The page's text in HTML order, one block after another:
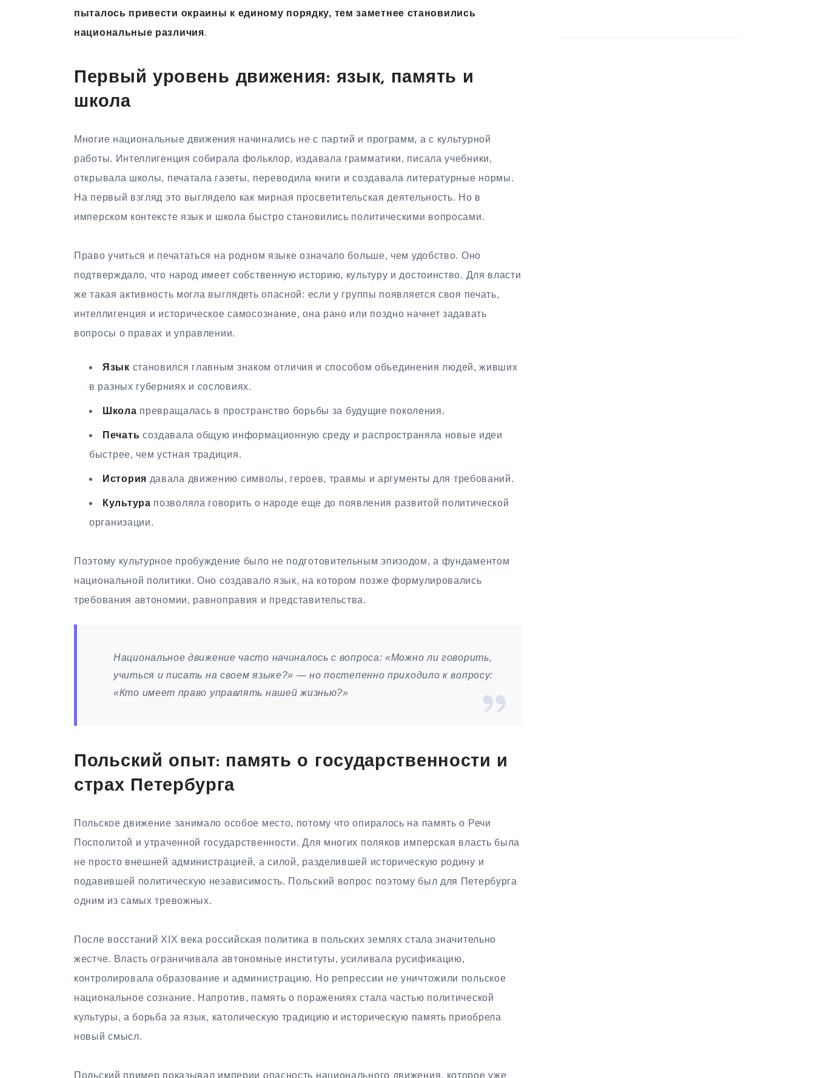
пыталось привести окраины к единому порядку, тем заметнее становились
национальные различия.
Первый уровень движения: язык, память и
школа
Многие национальные движения начинались не с партий и программ, а с культурной
работы. Интеллигенция собирала фольклор, издавала грамматики, писала учебники,
открывала школы, печатала газеты, переводила книги и создавала литературные нормы.
На первый взгляд это выглядело как мирная просветительская деятельность. Но в
имперском контексте язык и школа быстро становились политическими вопросами.
Право учиться и печататься на родном языке означало больше, чем удобство. Оно
подтверждало, что народ имеет собственную историю, культуру и достоинство. Для власти
же такая активность могла выглядеть опасной: если у группы появляется своя печать,
интеллигенция и историческое самосознание, она рано или поздно начнет задавать
вопросы о правах и управлении.
Язык становился главным знаком отличия и способом объединения людей, живших
в разных губерниях и сословиях.
Школа превращалась в пространство борьбы за будущие поколения.
Печать создавала общую информационную среду и распространяла новые идеи
быстрее, чем устная традиция.
История давала движению символы, героев, травмы и аргументы для требований.
Культура позволяла говорить о народе еще до появления развитой политической
организации.
Поэтому культурное пробуждение было не подготовительным эпизодом, а фундаментом
национальной политики. Оно создавало язык, на котором позже формулировались
требования автономии, равноправия и представительства.
Национальное движение часто начиналось с вопроса: «Можно ли говорить,
учиться и писать на своем языке?» — но постепенно приходило к вопросу:
«Кто имеет право управлять нашей жизнью?»
Польский опыт: память о государственности и
страх Петербурга
Польское движение занимало особое место, потому что опиралось на память о Речи
Посполитой и утраченной государственности. Для многих поляков имперская власть была
не просто внешней администрацией, а силой, разделившей историческую родину и
подавившей политическую независимость. Польский вопрос поэтому был для Петербурга
одним из самых тревожных.
После восстаний XIX века российская политика в польских землях стала значительно
жестче. Власть ограничивала автономные институты, усиливала русификацию,
контролировала образование и администрацию. Но репрессии не уничтожили польское
национальное сознание. Напротив, память о поражениях стала частью политической
культуры, а борьба за язык, католическую традицию и историческую память приобрела
новый смысл.
Польский пример показывал империи опасность национального движения, которое уже